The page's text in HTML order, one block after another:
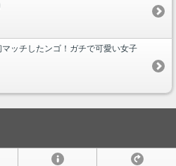
ッチしたンゴ！ガチで可愛い女子